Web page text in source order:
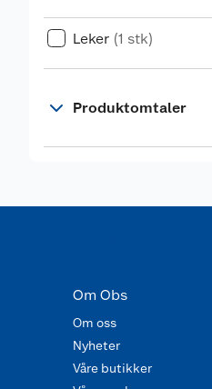
Leker (1 stk)
Produktomtaler
Om Obs
Om oss
Nyheter
Våre butikker